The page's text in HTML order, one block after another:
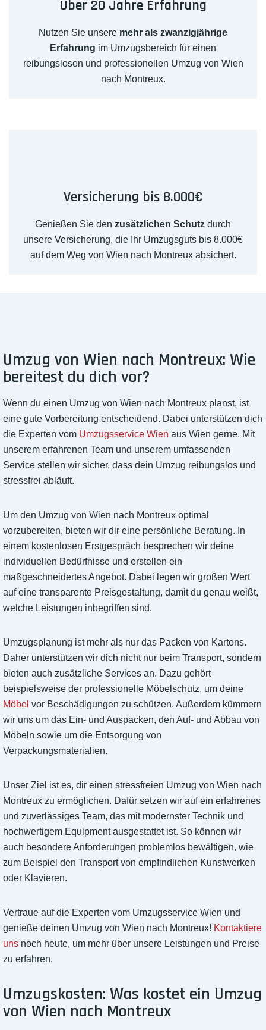
Über 20 Jahre Erfahrung
Nutzen Sie unsere mehr als zwanzigjährige
Erfahrung im Umzugsbereich für einen
reibungslosen und professionellen Umzug von Wien
nach Montreux.
Versicherung bis 8.000€
Genießen Sie den zusätzlichen Schutz durch
unsere Versicherung, die Ihr Umzugsguts bis 8.000€
auf dem Weg von Wien nach Montreux absichert.
Umzug von Wien nach Montreux: Wie
bereitest du dich vor?
Wenn du einen Umzug von Wien nach Montreux planst, ist
eine gute Vorbereitung entscheidend. Dabei unterstützen dich
die Experten vom Umzugsservice Wien aus Wien gerne. Mit
unserem erfahrenen Team und unserem umfassenden
Service stellen wir sicher, dass dein Umzug reibungslos und
stressfrei abläuft.
Um den Umzug von Wien nach Montreux optimal
vorzubereiten, bieten wir dir eine persönliche Beratung. In
einem kostenlosen Erstgespräch besprechen wir deine
individuellen Bedürfnisse und erstellen ein
maßgeschneidertes Angebot. Dabei legen wir großen Wert
auf eine transparente Preisgestaltung, damit du genau weißt,
welche Leistungen inbegriffen sind.
Umzugsplanung ist mehr als nur das Packen von Kartons.
Daher unterstützen wir dich nicht nur beim Transport, sondern
bieten auch zusätzliche Services an. Dazu gehört
beispielsweise der professionelle Möbelschutz, um deine
Möbel vor Beschädigungen zu schützen. Außerdem kümmern
wir uns um das Ein- und Auspacken, den Auf- und Abbau von
Möbeln sowie um die Entsorgung von
Verpackungsmaterialien.
Unser Ziel ist es, dir einen stressfreien Umzug von Wien nach
Montreux zu ermöglichen. Dafür setzen wir auf ein erfahrenes
und zuverlässiges Team, das mit modernster Technik und
hochwertigem Equipment ausgestattet ist. So können wir
auch besondere Anforderungen problemlos bewältigen, wie
zum Beispiel den Transport von empfindlichen Kunstwerken
oder Klavieren.
Vertraue auf die Experten vom Umzugsservice Wien und
genieße deinen Umzug von Wien nach Montreux! Kontaktiere
uns noch heute, um mehr über unsere Leistungen und Preise
zu erfahren.
Umzugskosten: Was kostet ein Umzug
von Wien nach Montreux